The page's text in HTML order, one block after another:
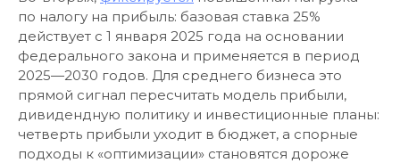
по налогу на прибыль: базовая ставка 25%
действует с 1 января 2025 года на основании
федерального закона и применяется в период
2025—2030 годов. Для среднего бизнеса это
прямой сигнал пересчитать модель прибыли,
дивидендную политику и инвестиционные планы:
четверть прибыли уходит в бюджет, а спорные
подходы к «оптимизации» становятся дороже